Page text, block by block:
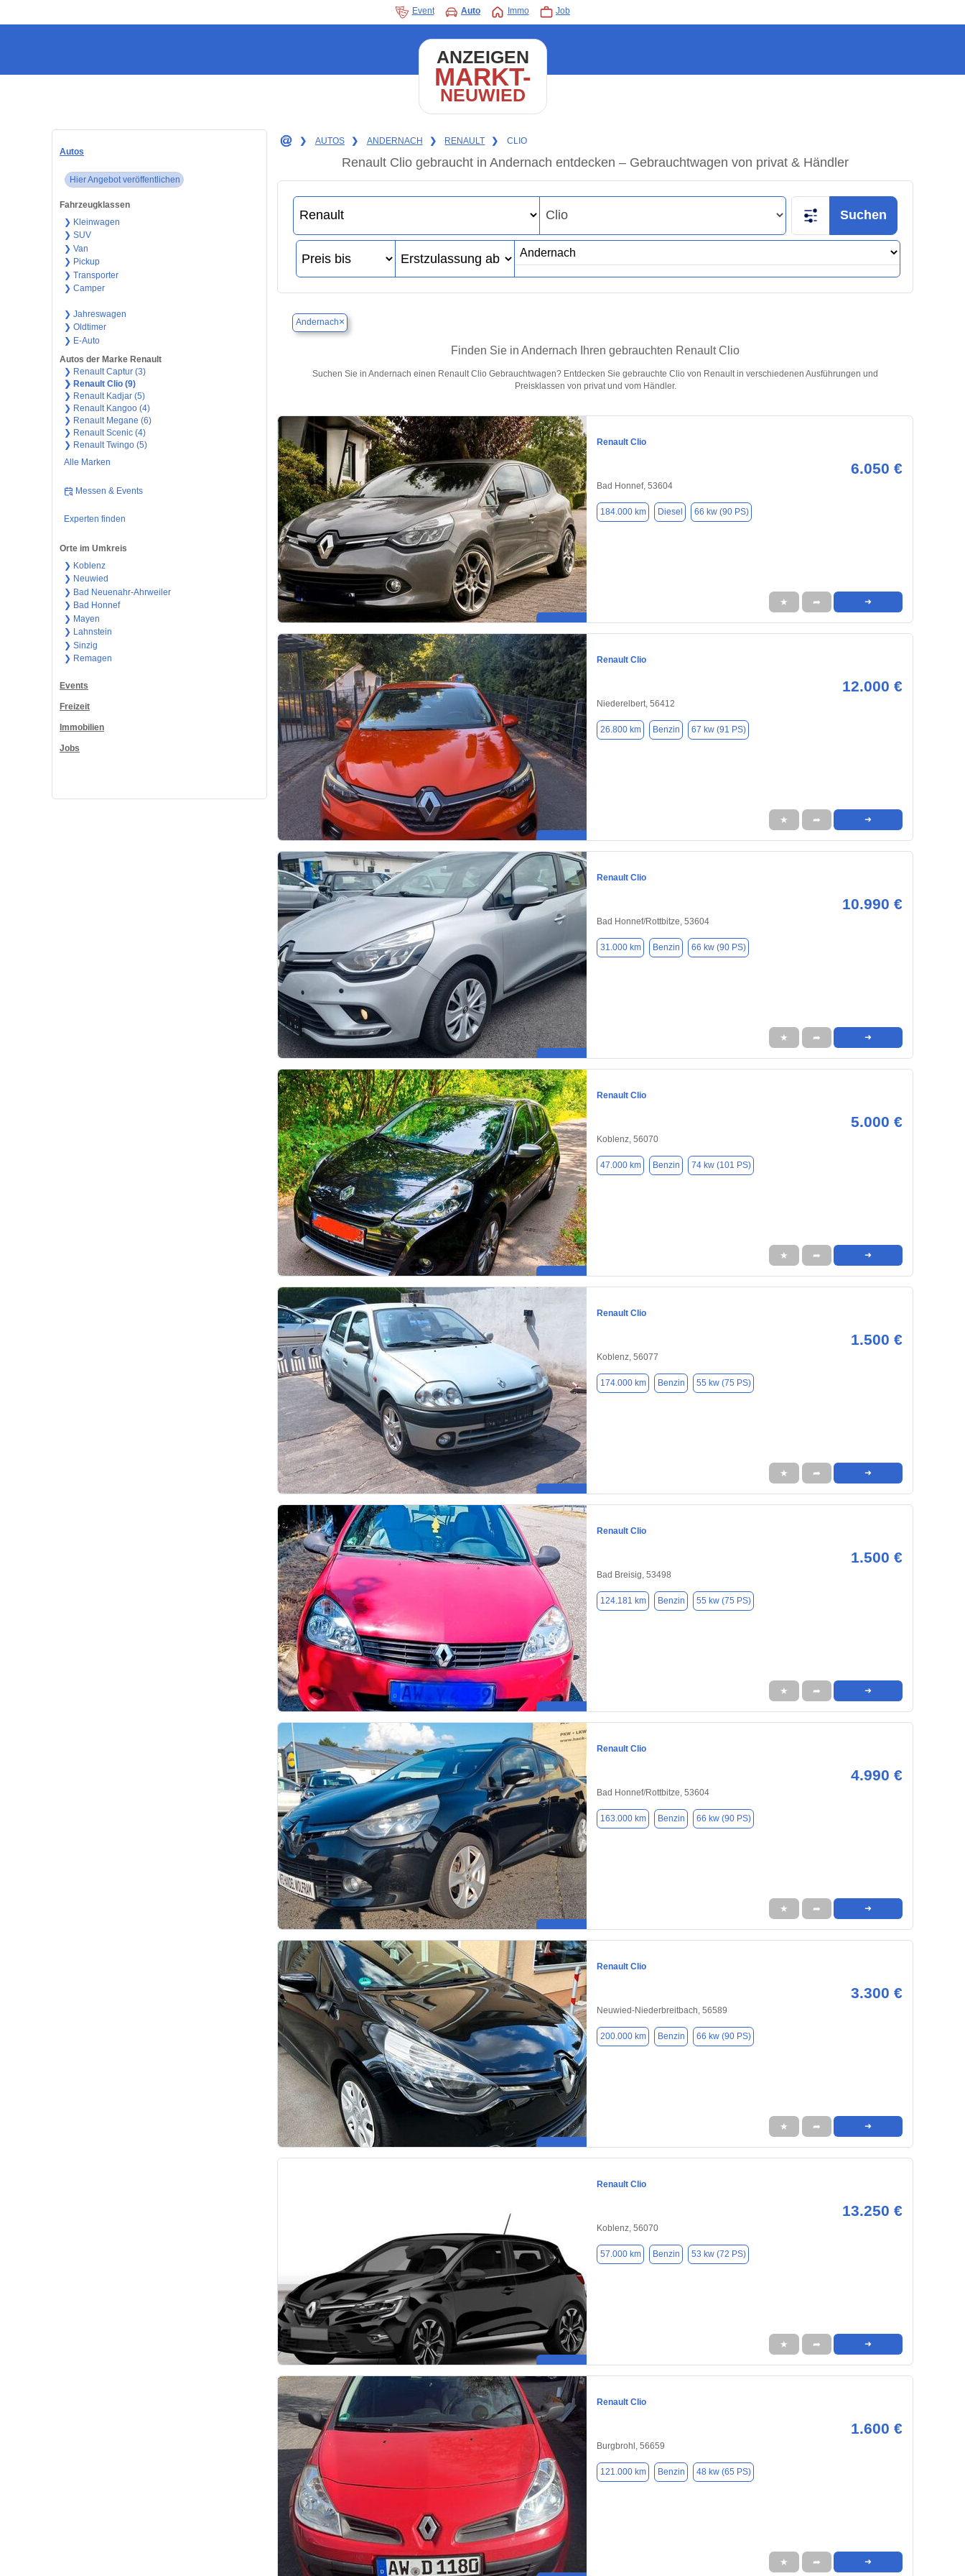
Event Auto Immo Job
ANZEIGEN
MARKT-
NEUWIED
Autos
Hier Angebot veröffentlichen
Fahrzeugklassen
❯ Kleinwagen
❯ SUV
❯ Van
❯ Pickup
❯ Transporter
❯ Camper
❯ Jahreswagen
❯ Oldtimer
❯ E-Auto
Autos der Marke Renault
❯ Renault Captur (3)
❯ Renault Clio (9)
❯ Renault Kadjar (5)
❯ Renault Kangoo (4)
❯ Renault Megane (6)
❯ Renault Scenic (4)
❯ Renault Twingo (5)
Alle Marken
Messen & Events
Experten finden
Orte im Umkreis
❯ Koblenz
❯ Neuwied
❯ Bad Neuenahr-Ahrweiler
❯ Bad Honnef
❯ Mayen
❯ Lahnstein
❯ Sinzig
❯ Remagen
Events
Freizeit
Immobilien
Jobs
❯ AUTOS ❯ ANDERNACH ❯ RENAULT ❯ CLIO
Renault Clio gebraucht in Andernach entdecken – Gebrauchtwagen von privat & Händler
Suchen
Andernach×
Finden Sie in Andernach Ihren gebrauchten Renault Clio
Suchen Sie in Andernach einen Renault Clio Gebrauchtwagen? Entdecken Sie gebrauchte Clio von Renault in verschiedenen Ausführungen und
Preisklassen von privat und vom Händler.
Renault Clio
6.050 €
Bad Honnef, 53604
184.000 km Diesel 66 kw (90 PS)
★ ➦ ➜
Renault Clio
12.000 €
Niederelbert, 56412
26.800 km Benzin 67 kw (91 PS)
★ ➦ ➜
Renault Clio
10.990 €
Bad Honnef/Rottbitze, 53604
31.000 km Benzin 66 kw (90 PS)
★ ➦ ➜
Renault Clio
5.000 €
Koblenz, 56070
47.000 km Benzin 74 kw (101 PS)
★ ➦ ➜
Renault Clio
1.500 €
Koblenz, 56077
174.000 km Benzin 55 kw (75 PS)
★ ➦ ➜
Renault Clio
1.500 €
Bad Breisig, 53498
124.181 km Benzin 55 kw (75 PS)
★ ➦ ➜
Renault Clio
4.990 €
Bad Honnef/Rottbitze, 53604
163.000 km Benzin 66 kw (90 PS)
★ ➦ ➜
Renault Clio
3.300 €
Neuwied-Niederbreitbach, 56589
200.000 km Benzin 66 kw (90 PS)
★ ➦ ➜
Renault Clio
13.250 €
Koblenz, 56070
57.000 km Benzin 53 kw (72 PS)
★ ➦ ➜
Renault Clio
1.600 €
Burgbrohl, 56659
121.000 km Benzin 48 kw (65 PS)
★ ➦ ➜